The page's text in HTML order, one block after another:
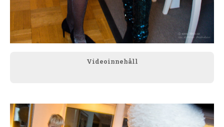
Videoinnehåll